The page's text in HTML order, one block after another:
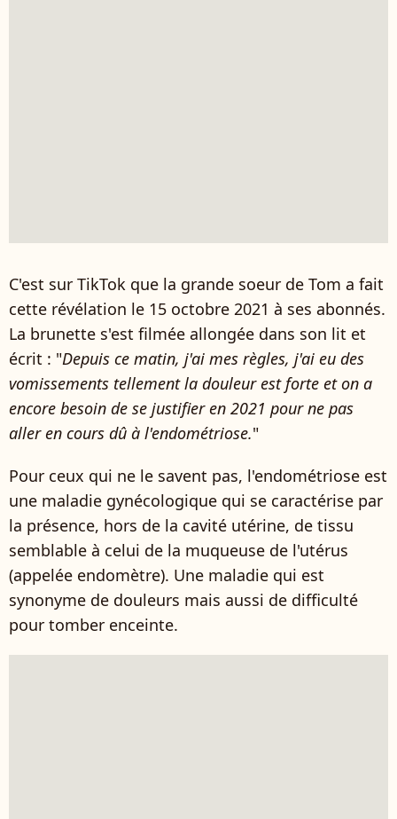
C'est sur TikTok que la grande soeur de Tom a fait
cette révélation le 15 octobre 2021 à ses abonnés.
La brunette s'est filmée allongée dans son lit et
écrit : "Depuis ce matin, j'ai mes règles, j'ai eu des
vomissements tellement la douleur est forte et on a
encore besoin de se justifier en 2021 pour ne pas
aller en cours dû à l'endométriose."
Pour ceux qui ne le savent pas, l'endométriose est
une maladie gynécologique qui se caractérise par
la présence, hors de la cavité utérine, de tissu
semblable à celui de la muqueuse de l'utérus
(appelée endomètre). Une maladie qui est
synonyme de douleurs mais aussi de difficulté
pour tomber enceinte.